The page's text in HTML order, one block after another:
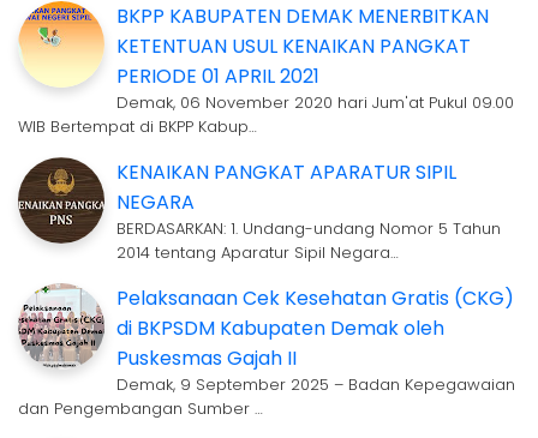
BKPP KABUPATEN DEMAK MENERBITKAN
KETENTUAN USUL KENAIKAN PANGKAT
PERIODE 01 APRIL 2021
Demak, 06 November 2020 hari Jum'at Pukul 09.00
WIB Bertempat di BKPP Kabup…
KENAIKAN PANGKAT APARATUR SIPIL
NEGARA
BERDASARKAN: 1. Undang-undang Nomor 5 Tahun
2014 tentang Aparatur Sipil Negara…
Pelaksanaan Cek Kesehatan Gratis (CKG)
di BKPSDM Kabupaten Demak oleh
Puskesmas Gajah II
Demak, 9 September 2025 – Badan Kepegawaian
dan Pengembangan Sumber …